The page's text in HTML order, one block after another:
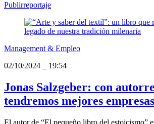
Publirreportaje
Management & Empleo
02/10/2024
19:54
Jonas Salzgeber: con
tendremos mejores empresas